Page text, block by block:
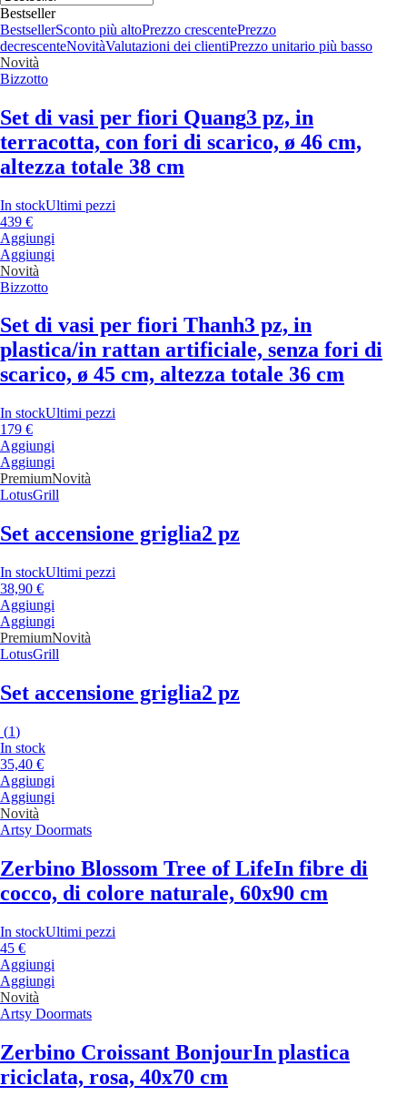
Bestseller
BestsellerSconto più altoPrezzo crescentePrezzo
decrescenteNovitàValutazioni dei clientiPrezzo unitario più basso
Novità
Bizzotto
Set di vasi per fiori Quang3 pz, in
terracotta, con fori di scarico, ø 46 cm,
altezza totale 38 cm
In stockUltimi pezzi
439 €
Aggiungi
Aggiungi
Novità
Bizzotto
Set di vasi per fiori Thanh3 pz, in
plastica/in rattan artificiale, senza fori di
scarico, ø 45 cm, altezza totale 36 cm
In stockUltimi pezzi
179 €
Aggiungi
Aggiungi
PremiumNovità
LotusGrill
Set accensione griglia2 pz
In stockUltimi pezzi
38,90 €
Aggiungi
Aggiungi
PremiumNovità
LotusGrill
Set accensione griglia2 pz
(1)
In stock
35,40 €
Aggiungi
Aggiungi
Novità
Artsy Doormats
Zerbino Blossom Tree of LifeIn fibre di
cocco, di colore naturale, 60x90 cm
In stockUltimi pezzi
45 €
Aggiungi
Aggiungi
Novità
Artsy Doormats
Zerbino Croissant BonjourIn plastica
riciclata, rosa, 40x70 cm